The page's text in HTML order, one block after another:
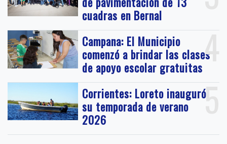
cuadras en Bernal
4
Campana: El Municipio
comenzó a brindar las clases
de apoyo escolar gratuitas
5
Corrientes: Loreto inauguró
su temporada de verano
2026